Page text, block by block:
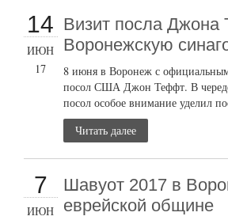
14
ИЮН
17
Визит посла
Воронежскую
8 июня в Воронеж с
посол США Джон Теффт. В
посол особое внимание уделил
Читать далее
7
ИЮН
Шавуот 2017 в
еврейской общине